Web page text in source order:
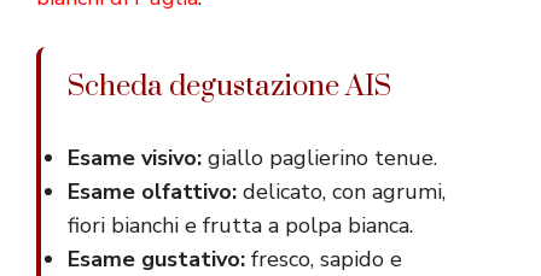
Scheda degustazione AIS
Esame visivo: giallo paglierino tenue.
Esame olfattivo: delicato, con agrumi,
fiori bianchi e frutta a polpa bianca.
Esame gustativo: fresco, sapido e